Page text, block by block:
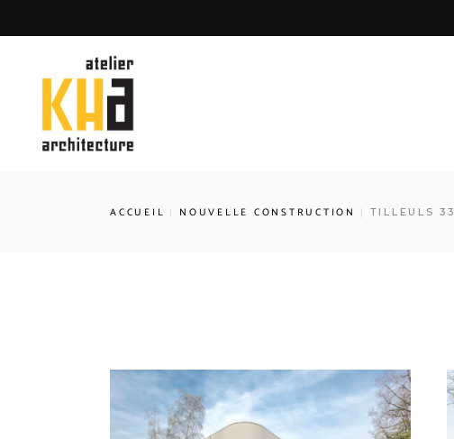
ACCUEIL NOUVELLE CONSTRUCTION TILLEULS 33